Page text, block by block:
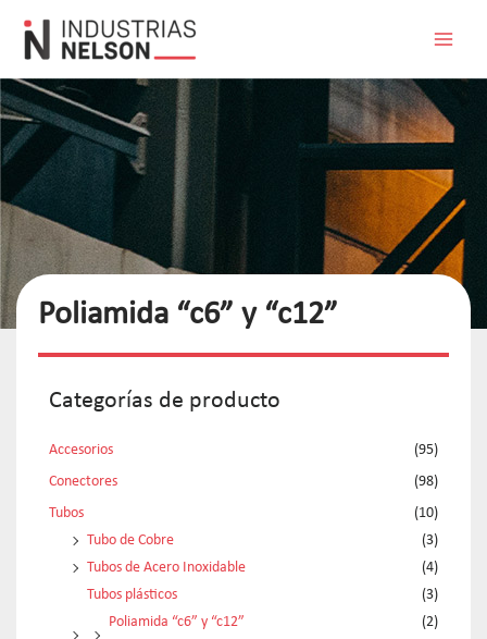
Poliamida “c6” y “c12”
Categorías de producto
Accesorios
(95)
Conectores
(98)
Tubos
(10)
Tubo de Cobre
(3)
Tubos de Acero Inoxidable
(4)
Tubos plásticos
(3)
Poliamida “c6” y “c12”
(2)